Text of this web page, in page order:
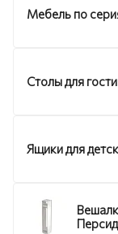
Мебель по
Столы для
Ящики для